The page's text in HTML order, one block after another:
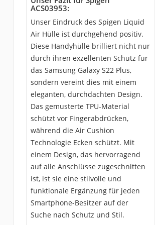
ACS03953:
Unser Eindruck des Spigen Liquid
Air Hülle ist durchgehend positiv.
Diese Handyhülle brilliert nicht nur
durch ihren exzellenten Schutz für
das Samsung Galaxy S22 Plus,
sondern vereint dies mit einem
eleganten, durchdachten Design.
Das gemusterte TPU-Material
schützt vor Fingerabdrücken,
während die Air Cushion
Technologie Ecken schützt. Mit
einem Design, das hervorragend
auf alle Anschlüsse zugeschnitten
ist, ist sie eine stilvolle und
funktionale Ergänzung für jeden
Smartphone-Besitzer auf der
Suche nach Schutz und Stil.